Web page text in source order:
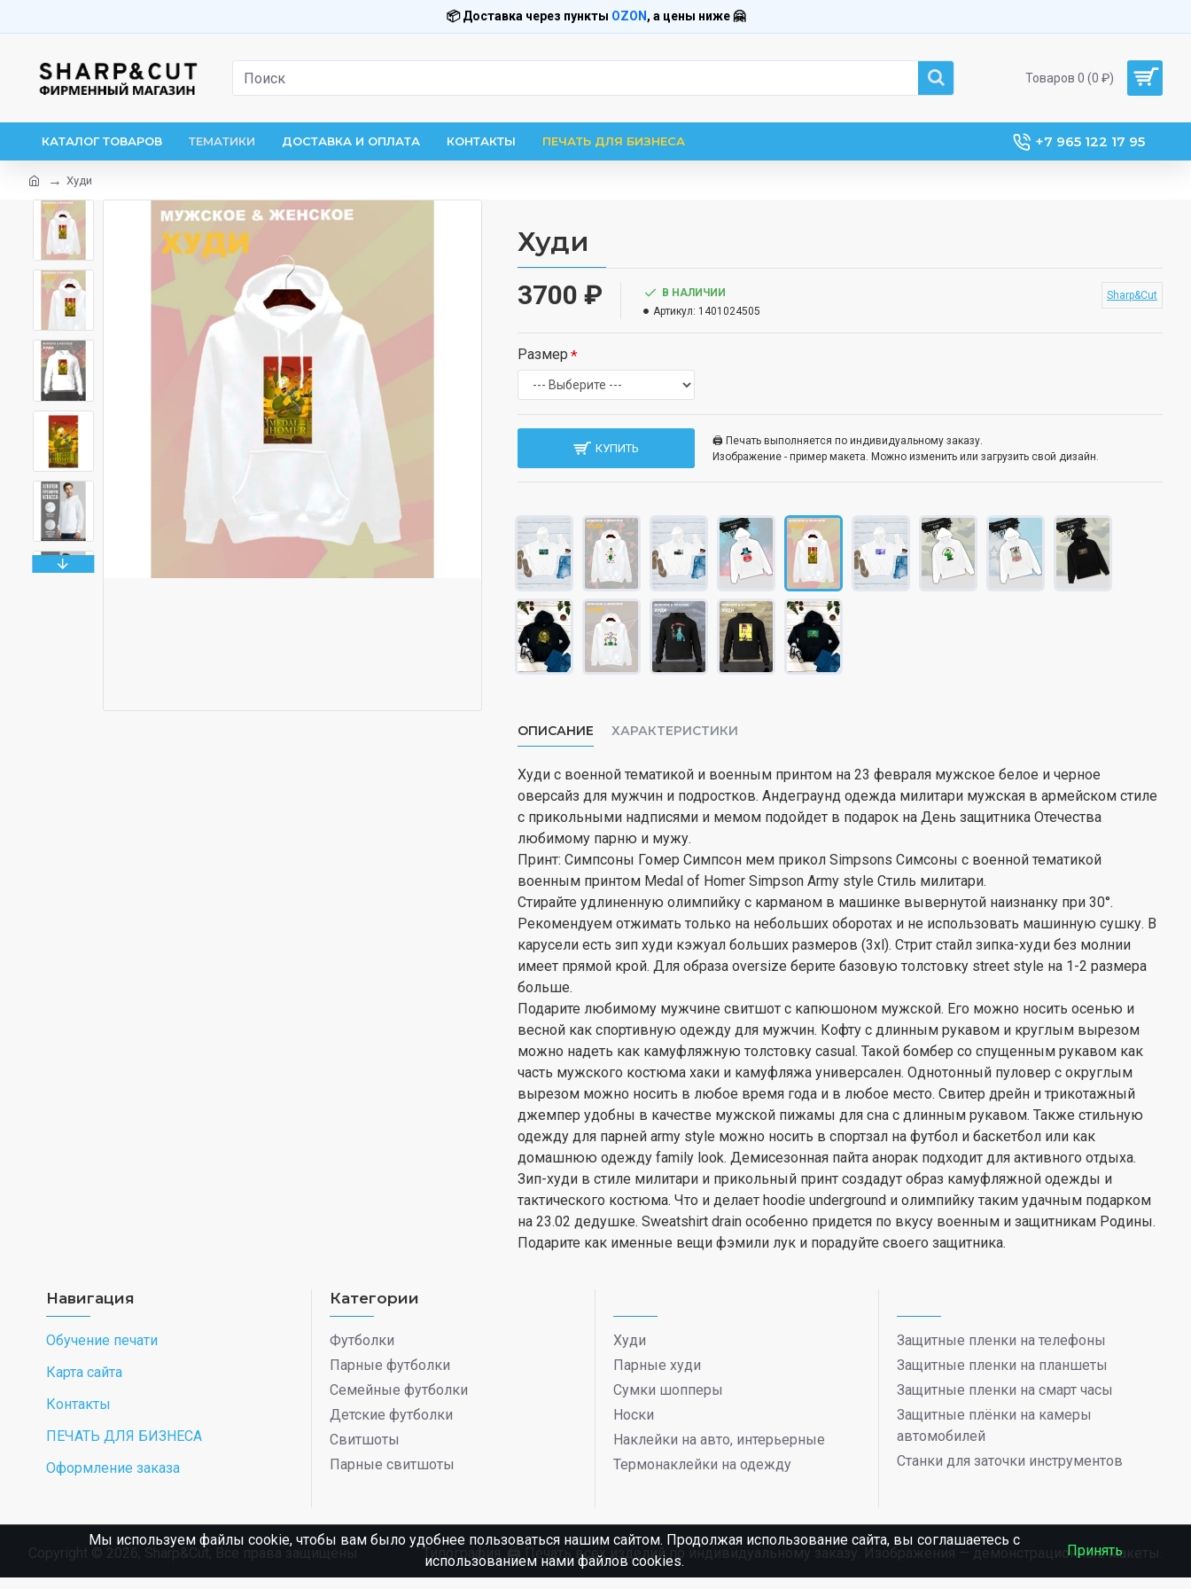
📦 Доставка через пункты OZON , а цены ниже 🤗
Товаров 0 (0 ₽)
КАТАЛОГ ТОВАРОВ ТЕМАТИКИ ДОСТАВКА И ОПЛАТА КОНТАКТЫ ПЕЧАТЬ ДЛЯ БИЗНЕСА +7 965 122 17 95
Худи
Худи
3700 ₽
В НАЛИЧИИ
Артикул: 1401024505
Sharp&Cut
Размер
КУПИТЬ
🖨️ Печать выполняется по индивидуальному заказу.
Изображение - пример макета. Можно изменить или загрузить свой дизайн.
ОПИСАНИЕ ХАРАКТЕРИСТИКИ
Худи с военной тематикой и военным принтом на 23 февраля мужское белое и черное
оверсайз для мужчин и подростков. Андеграунд одежда милитари мужская в армейском стиле
с прикольными надписями и мемом подойдет в подарок на День защитника Отечества
любимому парню и мужу.
Принт: Симпсоны Гомер Симпсон мем прикол Simpsons Симсоны с военной тематикой
военным принтом Medal of Homer Simpson Army style Стиль милитари.
Стирайте удлиненную олимпийку с карманом в машинке вывернутой наизнанку при 30°.
Рекомендуем отжимать только на небольших оборотах и не использовать машинную сушку. В
карусели есть зип худи кэжуал больших размеров (3xl). Стрит стайл зипка-худи без молнии
имеет прямой крой. Для образа oversize берите базовую толстовку street style на 1-2 размера
больше.
Подарите любимому мужчине свитшот с капюшоном мужской. Его можно носить осенью и
весной как спортивную одежду для мужчин. Кофту с длинным рукавом и круглым вырезом
можно надеть как камуфляжную толстовку casual. Такой бомбер со спущенным рукавом как
часть мужского костюма хаки и камуфляжа универсален. Однотонный пуловер с округлым
вырезом можно носить в любое время года и в любое место. Свитер дрейн и трикотажный
джемпер удобны в качестве мужской пижамы для сна с длинным рукавом. Также стильную
одежду для парней army style можно носить в спортзал на футбол и баскетбол или как
домашнюю одежду family look. Демисезонная пайта анорак подходит для активного отдыха.
Зип-худи в стиле милитари и прикольный принт создадут образ камуфляжной одежды и
тактического костюма. Что и делает hoodie underground и олимпийку таким удачным подарком
на 23.02 дедушке. Sweatshirt drain особенно придется по вкусу военным и защитникам Родины.
Подарите как именные вещи фэмили лук и порадуйте своего защитника.
Навигация
Обучение печати
Карта сайта
Контакты
ПЕЧАТЬ ДЛЯ БИЗНЕСА
Оформление заказа
Категории
Футболки
Парные футболки
Семейные футболки
Детские футболки
Свитшоты
Парные свитшоты
Худи
Парные худи
Сумки шопперы
Носки
Наклейки на авто, интерьерные
Термонаклейки на одежду
Защитные пленки на телефоны
Защитные пленки на планшеты
Защитные пленки на смарт часы
Защитные плёнки на камеры
автомобилей
Станки для заточки инструментов
Copyright © 2026, Sharp&Cut, Все права защищены Типография. 🖨️ Печать всех изделий по индивидуальному заказу. Изображения — демонстрационные макеты.
Мы используем файлы cookie, чтобы вам было удобнее пользоваться нашим сайтом. Продолжая использование сайта, вы соглашаетесь c
использованием нами файлов cookies.
Принять